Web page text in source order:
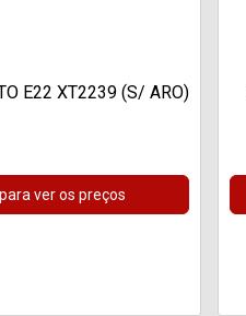
E22 XT2239 (S/ ARO)
ver os preços